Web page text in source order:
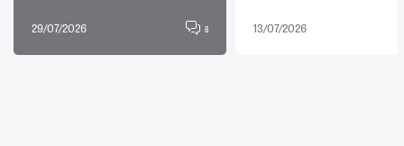
29/07/2026 8 13/07/2026